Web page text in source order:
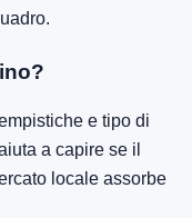
e tipo di
a capire se il
locale assorbe